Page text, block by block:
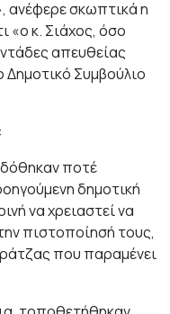
ανέφερε σκωπτικά η
«ο κ. Σιάχος, όσο
απευθείας
Συμβούλιο
ποτέ
δημοτική
να χρειαστεί να
πιστοποίησή τους,
που παραμένει